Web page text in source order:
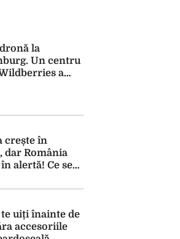
la
Un centru
a
crește în
dar România
alertă! Ce se
te uiți înainte de
accesoriile